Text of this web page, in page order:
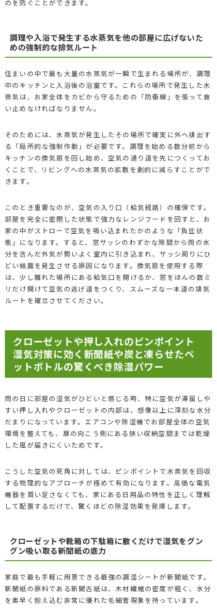
のを防ぐことができます。
調理や入浴で発生する水蒸気を他の部屋に広げないた
めの強制的な排気ルート
住まいの中で最も大量の水蒸気が一瞬で生まれる場所が、調理
中のキッチンと入浴後の浴室です。これらの場所で発生した水
蒸気は、お家全体をカビから守るための「防衛線」を張って食
い止めなければなりません。
そのためには、水蒸気が発生したその場所で確実に外へ排出す
る「局所的な強制作動」が必要です。調理を始める数分前から
キッチンの換気扇を回し始め、空気の通り道を先につくってお
くことで、リビングへの水蒸気の拡散を劇的に減らすことがで
きます。
このとき重要なのが、空気の入り口（給気経路）の確保です。
部屋を完全に密閉した状態で強力なレンジフードを回すと、お
家の中がストローで空気を吸い込まれたかのような「負圧状
態」になります。すると、窓サッシのわずかな隙間から雨の水
分を含んだ外気が勢いよく室内に引き込まれ、サッシ周りにひ
どい結露を発生させる原因になります。換気扇を使用する際
は、少し離れた場所にある給気口を開けるか、窓をほんの数ミ
リだけ開けて空気の逃げ道をつくり、スムーズな一本道の排気
ルートを確立させてください。
クローゼットや押し入れのピンポイント
湿気対策に効く新聞紙や炭と凍らせたペ
ットボトルの驚くべき除湿パワー
雨の日に部屋の湿気がひどいと感じる時、特に空気が滞留しや
すい押し入れやクローゼットの内部は、想像以上に深刻な水分
だまりになっています。エアコンや除湿機でお部屋全体の空気
環境を整えても、扉の向こう側にある狭い収納空間までは乾燥
した風が届きにくいためです。
こうした空気の死角に対しては、ピンポイントで水蒸気を回収
する物理的なアプローチが極めて有効になります。高価な電気
機器を買い足さなくても、家にある日用品の特性を正しく理解
して配置するだけで、驚くほどの除湿効果を発揮します。
クローゼットや靴箱の下駄箱に敷くだけで湿気をグン
グン吸い取る新聞紙の底力
家庭で最も手軽に用意できる最強の調湿シートが新聞紙です。
新聞紙の原料である新聞古紙は、木材繊維の密度が粗く、水分
を素早く抱え込む非常に優れた毛細管現象を持っています。